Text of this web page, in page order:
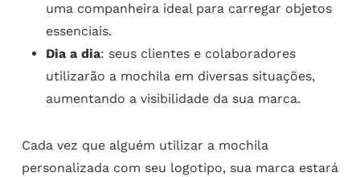
uma companheira ideal para carregar objetos
essenciais.
Dia a dia: seus clientes e colaboradores
utilizarão a mochila em diversas situações,
aumentando a visibilidade da sua marca.
Cada vez que alguém utilizar a mochila
personalizada com seu logotipo, sua marca estará